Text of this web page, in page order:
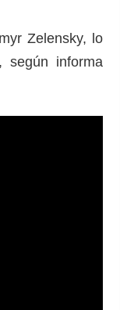
Zelensky, lo
según informa